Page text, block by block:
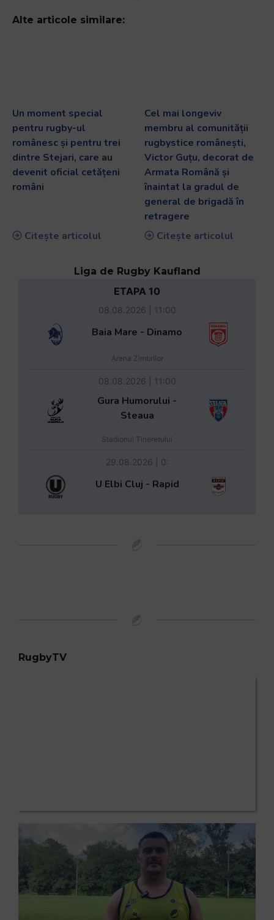
Alte articole similare:
Un moment special
pentru rugby-ul
românesc și pentru trei
dintre Stejari, care au
devenit oficial cetățeni
români
Citește articolul
Cel mai longeviv
membru al comunității
rugbystice românești,
Victor Guțu, decorat de
Armata Română și
înaintat la gradul de
general de brigadă în
retragere
Citește articolul
Liga de Rugby Kaufland
ETAPA 10
08.08.2026 | 11:00
Baia Mare - Dinamo
Arena Zimbrilor
08.08.2026 | 11:00
Gura Humorului -
Steaua
Stadionul Tineretului
29.08.2026 | 0:
U Elbi Cluj - Rapid
RugbyTV